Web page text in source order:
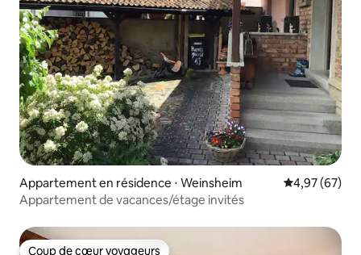
Appartement en résidence ⋅ Weinsheim Évaluation
4,97 (67)
Appartement de vacances/étage invités
Coup de cœur voyageurs